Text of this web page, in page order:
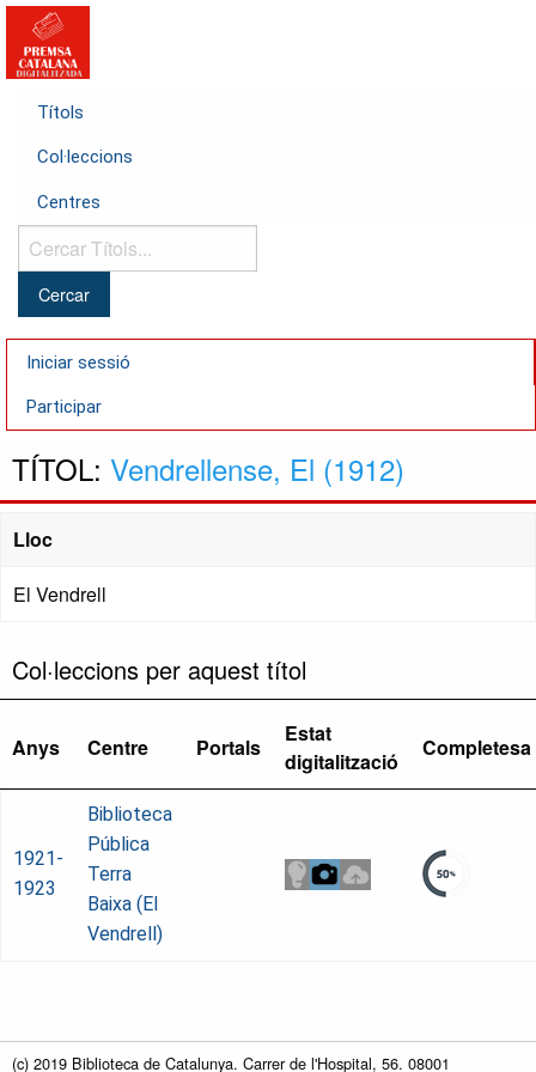
Títols
Col·leccions
Centres
Cercar
Títols...
Iniciar sessió
Participar
TÍTOL: Vendrellense, El (1912)
Lloc
El Vendrell
Col·leccions per aquest títol
Anys Centre Portals
Estat
digitalització
Completesa
1921-
1923
Biblioteca
Pública
Terra
Baixa (El
Vendrell)
(c) 2019 Biblioteca de Catalunya. Carrer de l'Hospital, 56. 08001